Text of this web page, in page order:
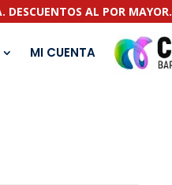
DESCUENTOS AL POR MAYOR.
MI CUENTA